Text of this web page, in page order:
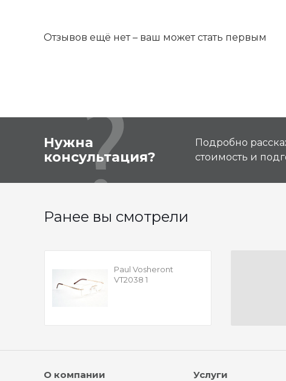
Отзывов ещё нет – ваш может стать первым
Нужна
консультация?
Подробно
стоимость и
Ранее вы смотрели
Paul Vosheront
VT2038 1
О компании Услуги